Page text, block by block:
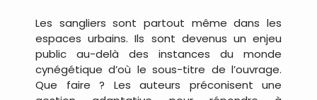
Les sangliers sont partout même dans les
espaces urbains. Ils sont devenus un enjeu
public au-delà des instances du monde
cynégétique d’où le sous-titre de l’ouvrage.
Que faire ? Les auteurs préconisent une